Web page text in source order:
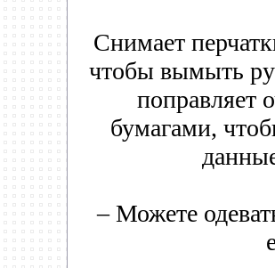
Снимает
чтобы вымыть
поправляет
бумагами,
– Можете